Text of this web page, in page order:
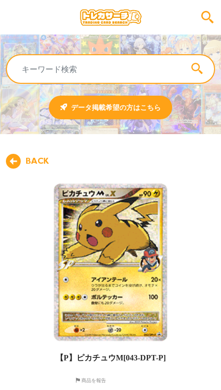
データ掲載希望の方はこちら
BACK
【P】ピカチュウM[043-DPT-P]
商品を報告